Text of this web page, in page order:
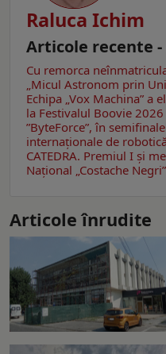
Raluca Ichim
Articole recente -
Cu remorca
„Micul Astronom prin
Echipa „Vox Machina” a
la Festivalul Boovie 2026
”ByteForce”, în
internaționale de robotică
CATEDRA. Premiul I și
Național „Costache
Articole înrudite